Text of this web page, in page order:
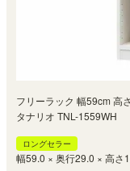
フリーラック 幅59cm 高
タナリオ TNL-1559WH
ロングセラー
幅59.0 × 奥行29.0 × 高さ